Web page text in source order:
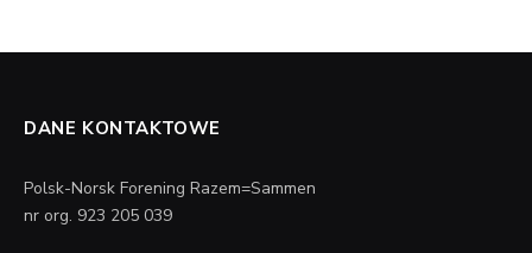
DANE KONTAKTOWE
Polsk-Norsk Forening Razem=Sammen
nr org. 923 205 039